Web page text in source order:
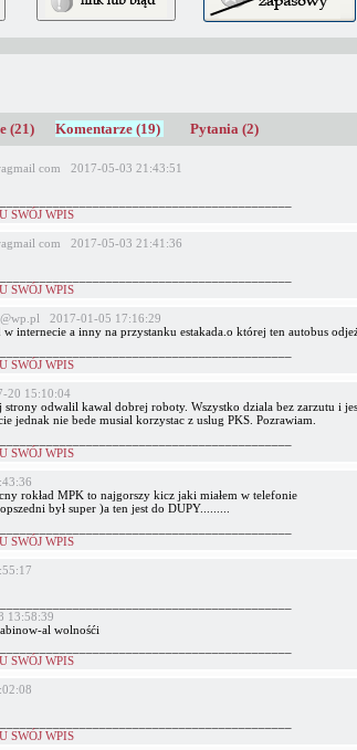
(21) Komentarze (19) Pytania (2)
com 2017-05-03 21:43:51
SWÓJ WPIS
com 2017-05-03 21:41:36
SWÓJ WPIS
2017-01-05 17:16:29
internecie a inny na przystanku estakada.o której ten autobus
SWÓJ WPIS
20 15:10:04
strony odwalil kawal dobrej roboty. Wszystko dziala bez zarzutu i
jednak nie bede musial korzystac z uslug PKS. Pozrawiam.
SWÓJ WPIS
rokład MPK to najgorszy kicz jaki miałem w telefonie
był super )a ten jest do DUPY.........
SWÓJ WPIS
13:58:39
al wolnośći
SWÓJ WPIS
SWÓJ WPIS